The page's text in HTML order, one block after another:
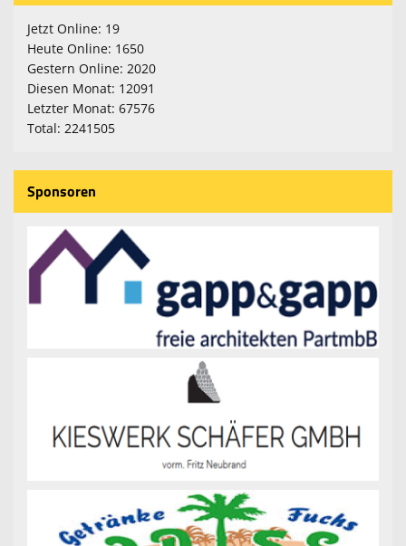
Mitglied werden
Datenänderung für Mitglieder
Sponsoren
100 Jahre TSV
Anmeldung Jugendturnier 2026
Jetzt Online: 19
Heute Online: 1650
Gestern Online: 2020
Diesen Monat: 12091
Letzter Monat: 67576
Total: 2241505
Sponsoren